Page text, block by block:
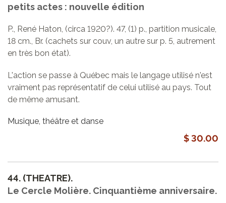
petits actes : nouvelle édition
P., René Haton, (circa 1920?). 47, (1) p., partition musicale,
18 cm., Br. (cachets sur couv, un autre sur p. 5, autrement
en très bon état).
L'action se passe à Québec mais le langage utilisé n'est
vraiment pas représentatif de celui utilisé au pays. Tout
de même amusant.
Musique, théâtre et danse
$ 30.00
44. (THEATRE).
Le Cercle Molière. Cinquantième anniversaire.